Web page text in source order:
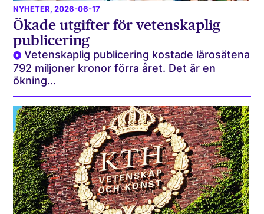
NYHETER, 2026-06-17
Ökade utgifter för vetenskaplig
publicering
Vetenskaplig publicering kostade lärosätena
792 miljoner kronor förra året. Det är en
ökning...